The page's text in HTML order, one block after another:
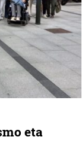
eta